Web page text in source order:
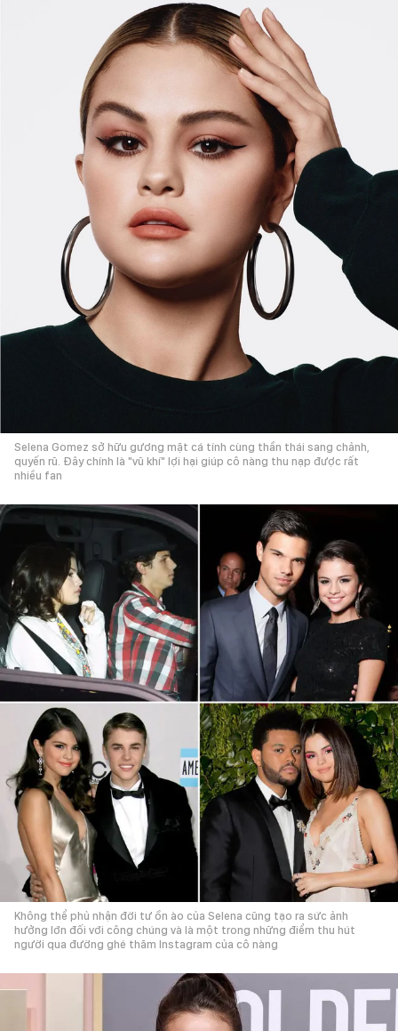
Selena Gomez sở hữu gương mặt cá tính cùng thần thái sang chảnh,
quyến rũ. Đây chính là "vũ khí" lợi hại giúp cô nàng thu nạp được rất
nhiều fan
Không thể phủ nhận đời tư ồn ào của Selena cũng tạo ra sức ảnh
hưởng lớn đối với công chúng và là một trong những điểm thu hút
người qua đường ghé thăm Instagram của cô nàng